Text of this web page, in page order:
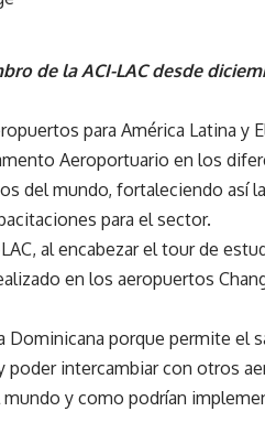
de la ACI-LAC desde
para América Latina y
Aeroportuario en los
del mundo, fortaleciendo así la
para el sector.
al encabezar el tour de
en los aeropuertos
Dominicana porque permite el
poder intercambiar con otros
y como podrían